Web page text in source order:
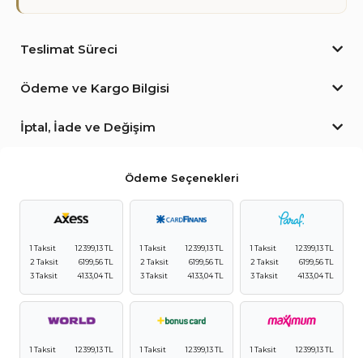
Teslimat Süreci
Ödeme ve Kargo Bilgisi
İptal, İade ve Değişim
Ödeme Seçenekleri
1 Taksit
12399,13 TL
2 Taksit
6199,56 TL
3 Taksit
4133,04 TL
1 Taksit
12399,13 TL
2 Taksit
6199,56 TL
3 Taksit
4133,04 TL
1 Taksit
12399,13 TL
2 Taksit
6199,56 TL
3 Taksit
4133,04 TL
1 Taksit
12399,13 TL
1 Taksit
12399,13 TL
1 Taksit
12399,13 TL